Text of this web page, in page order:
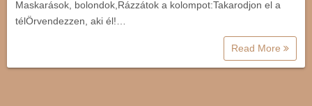
Maskarások, bolondok,Rázzátok a kolompot:Takarodjon el a
télÖrvendezzen, aki él!…
Read More